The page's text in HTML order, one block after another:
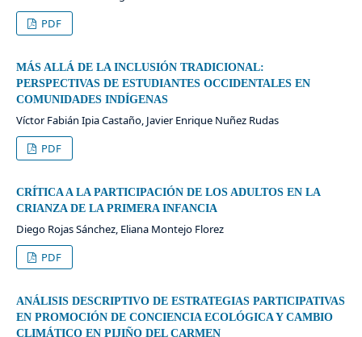
PDF
MÁS ALLÁ DE LA INCLUSIÓN TRADICIONAL:
PERSPECTIVAS DE ESTUDIANTES OCCIDENTALES EN
COMUNIDADES INDÍGENAS
Víctor Fabián Ipia Castaño, Javier Enrique Nuñez Rudas
PDF
CRÍTICA A LA PARTICIPACIÓN DE LOS ADULTOS EN LA
CRIANZA DE LA PRIMERA INFANCIA
Diego Rojas Sánchez, Eliana Montejo Florez
PDF
ANÁLISIS DESCRIPTIVO DE ESTRATEGIAS PARTICIPATIVAS
EN PROMOCIÓN DE CONCIENCIA ECOLÓGICA Y CAMBIO
CLIMÁTICO EN PIJIÑO DEL CARMEN